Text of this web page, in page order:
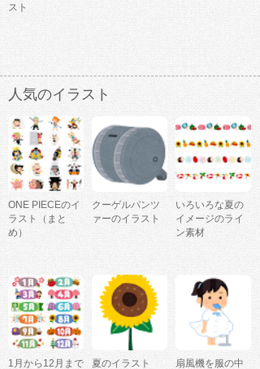
スト
人気のイラスト
ONE PIECEのイ
ラスト（まと
め）
クーゲルパンツ
ァーのイラスト
いろいろな夏の
イメージのライ
ン素材
1月から12月まで
夏のイラスト
扇風機を服の中